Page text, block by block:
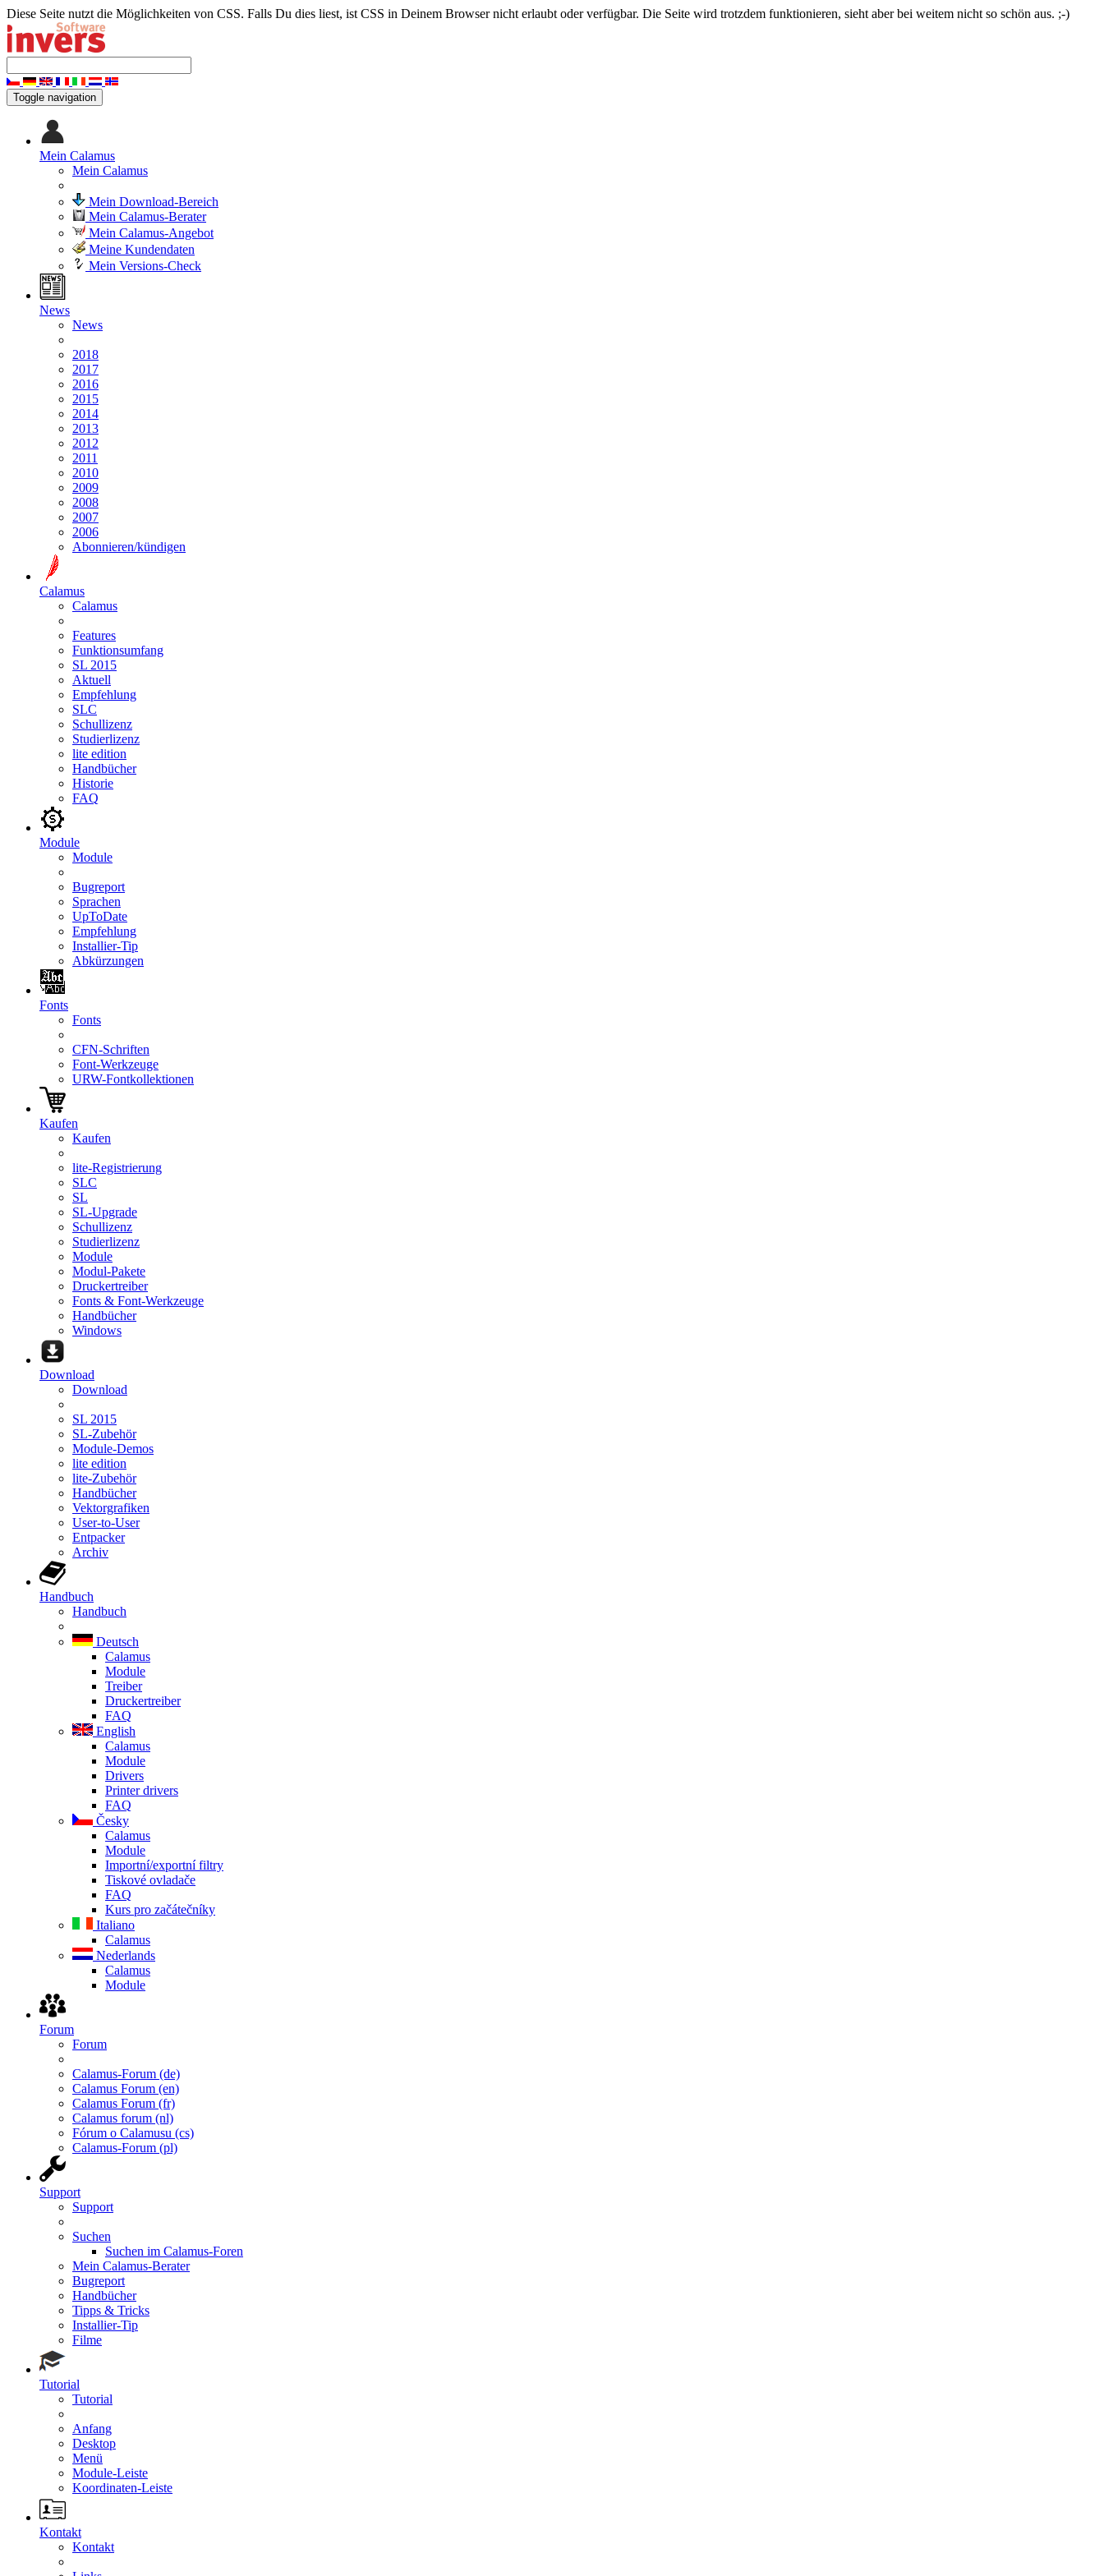
Diese Seite nutzt die Möglichkeiten von CSS. Falls Du dies liest, ist CSS in Deinem Browser nicht erlaubt oder verfügbar. Die Seite wird trotzdem funktionieren, sieht aber bei weitem nicht so schön aus. ;-)
Toggle navigation
Mein Calamus
Mein Calamus
Mein Download-Bereich
Mein Calamus-Berater
Mein Calamus-Angebot
Meine Kundendaten
Mein Versions-Check
News
News
2018
2017
2016
2015
2014
2013
2012
2011
2010
2009
2008
2007
2006
Abonnieren/kündigen
Calamus
Calamus
Features
Funktionsumfang
SL 2015
Aktuell
Empfehlung
SLC
Schullizenz
Studierlizenz
lite edition
Handbücher
Historie
FAQ
Module
Module
Bugreport
Sprachen
UpToDate
Empfehlung
Installier-Tip
Abkürzungen
Fonts
Fonts
CFN-Schriften
Font-Werkzeuge
URW-Fontkollektionen
Kaufen
Kaufen
lite-Registrierung
SLC
SL
SL-Upgrade
Schullizenz
Studierlizenz
Module
Modul-Pakete
Druckertreiber
Fonts & Font-Werkzeuge
Handbücher
Windows
Download
Download
SL 2015
SL-Zubehör
Module-Demos
lite edition
lite-Zubehör
Handbücher
Vektorgrafiken
User-to-User
Entpacker
Archiv
Handbuch
Handbuch
Deutsch
Calamus
Module
Treiber
Druckertreiber
FAQ
English
Calamus
Module
Drivers
Printer drivers
FAQ
Česky
Calamus
Module
Importní/exportní filtry
Tiskové ovladače
FAQ
Kurs pro začátečníky
Italiano
Calamus
Nederlands
Calamus
Module
Forum
Forum
Calamus-Forum (de)
Calamus Forum (en)
Calamus Forum (fr)
Calamus forum (nl)
Fórum o Calamusu (cs)
Calamus-Forum (pl)
Support
Support
Suchen
Suchen im Calamus-Foren
Mein Calamus-Berater
Bugreport
Handbücher
Tipps & Tricks
Installier-Tip
Filme
Tutorial
Tutorial
Anfang
Desktop
Menü
Module-Leiste
Koordinaten-Leiste
Kontakt
Kontakt